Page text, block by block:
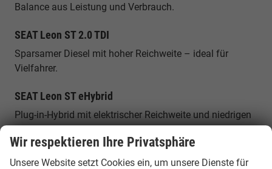
Balance aus Leistung und Verbrauch.
SEAT Leon ST 2.0 TDI
Sparsamer Diesel mit hoher Reichweite – ideal für
Vielfahrer.
SEAT Leon ST eHybrid
Plug-in-Hybrid mit elektrischer Reichweite und niedrigen
Verbrauchswerten.
SEAT Leon ST 4Drive (Allrad)
Wir respektieren Ihre Privatsphäre
Unsere Website setzt Cookies ein, um unsere Dienste für